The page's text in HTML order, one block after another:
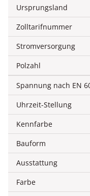
Ursprungsland
Zolltarifnummer
Stromversorgung
Polzahl
Uhrzeit-Stellung
Kennfarbe
Bauform
Ausstattung
Farbe